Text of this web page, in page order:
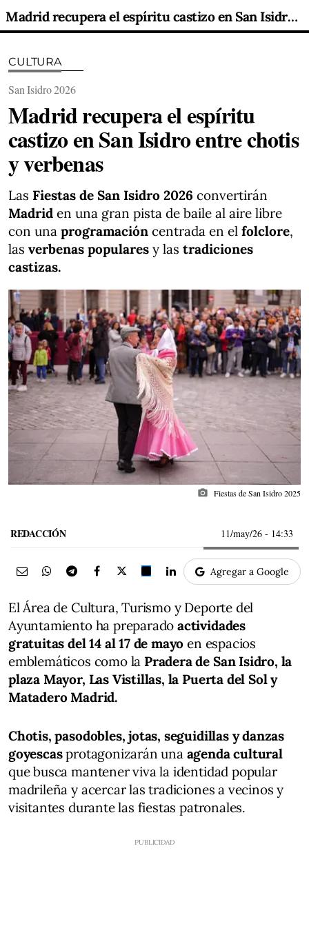
Madrid recupera el espíritu castizo en San Isidro entre chotis y verbenas
CULTURA
San Isidro 2026
Madrid recupera el espíritu
castizo en San Isidro entre chotis
y verbenas
Las Fiestas de San Isidro 2026 convertirán
Madrid en una gran pista de baile al aire libre
con una programación centrada en el folclore,
las verbenas populares y las tradiciones
castizas.
photo_camera Fiestas de San Isidro 2025
REDACCIÓN 11/may/26 - 14:33
Agregar a Google
El Área de Cultura, Turismo y Deporte del
Ayuntamiento ha preparadoactividades
gratuitas del 14 al 17 de mayo en espacios
emblemáticos como la Pradera de San Isidro, la
plaza Mayor, Las Vistillas, la Puerta del Sol y
Matadero Madrid.
Chotis, pasodobles, jotas, seguidillas y danzas
goyescasprotagonizarán una agenda cultural
que busca mantener viva la identidad popular
madrileña y acercar las tradiciones a vecinos y
visitantes durante las fiestas patronales.